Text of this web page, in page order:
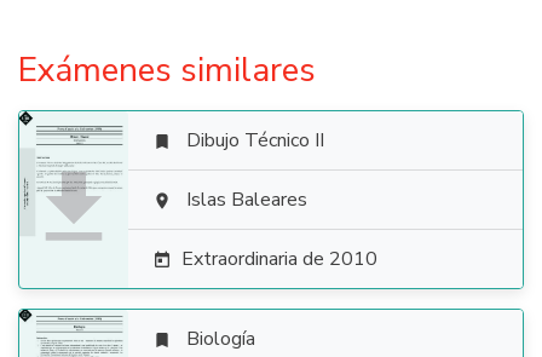
Exámenes similares

 Dibujo Técnico II
 Islas Baleares
 Extraordinaria de 2010
 Biología